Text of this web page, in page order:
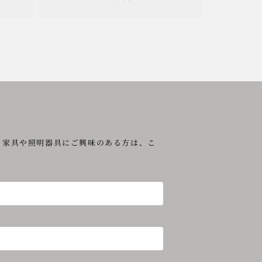
具や照明器具にご興味のある方は、こ